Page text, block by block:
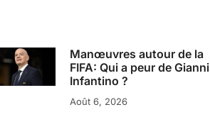
Manœuvres autour de la
FIFA: Qui a peur de Gianni
Infantino ?
Août 6, 2026